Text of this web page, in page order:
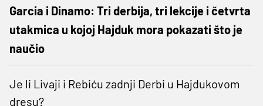
Garcia i Dinamo: Tri derbija, tri lekcije i četvrta
utakmica u kojoj Hajduk mora pokazati što je
naučio
Je li Livaji i Rebiću zadnji Derbi u Hajdukovom
dresu?